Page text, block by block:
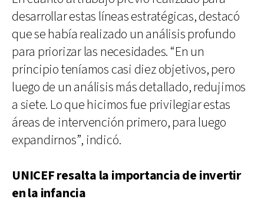
desarrollar estas líneas estratégicas, destacó
que se había realizado un análisis profundo
para priorizar las necesidades. “En un
principio teníamos casi diez objetivos, pero
luego de un análisis más detallado, redujimos
a siete. Lo que hicimos fue privilegiar estas
áreas de intervención primero, para luego
expandirnos”, indicó.
UNICEF resalta la importancia de invertir
en la infancia